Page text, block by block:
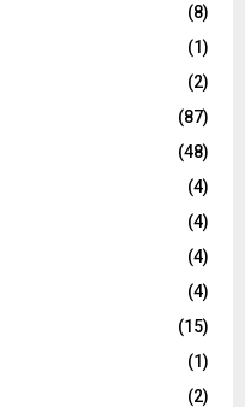
(8)
(1)
(2)
(87)
(48)
(4)
(4)
(4)
(4)
(15)
(1)
(2)